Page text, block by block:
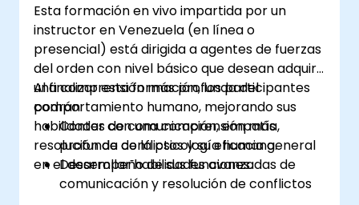
complejos y reducir los falsos positivos.
Esta formación en vivo impartida por un
instructor en Venezuela (en línea o
presencial) está dirigida a agentes de fuerzas
del orden con nivel básico que desean adquirir
una comprensión más profunda del
comportamiento humano, mejorando sus
habilidades de comunicación, empatía,
resolución de conflictos y su eficacia general
en el desempeño de sus funciones.
Al finalizar esta formación, los participantes
podrán:
Contar con una comprensión más
profunda de la psicología humana.
Desarrollar habilidades avanzadas de
comunicación y resolución de conflictos